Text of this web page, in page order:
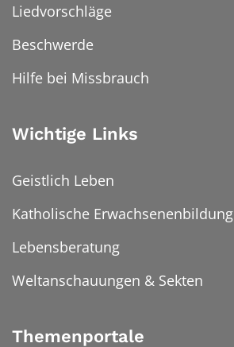
Liedvorschläge
Beschwerde
Hilfe bei Missbrauch
Wichtige Links
Geistlich Leben
Katholische Erwachsenenbildung
Lebensberatung
Weltanschauungen & Sekten
Themenportale